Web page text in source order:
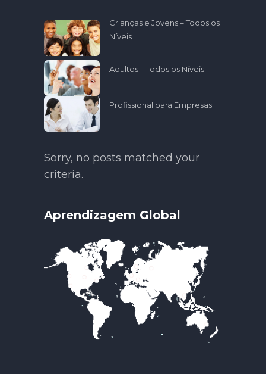
Crianças e Jovens – Todos os
Níveis
Adultos – Todos os Níveis
Profissional para Empresas
Sorry, no posts matched your
criteria.
Aprendizagem Global